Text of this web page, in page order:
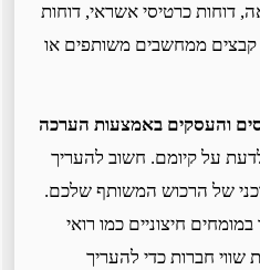
דוחות כרטיסי אשראי, דוחות
קבצים ממחשבים משותפים או
והעסקים באמצעות הערכה
על קיומם. חשוב להעריך
של הרכוש המשותף שלכם.
חיצוניים כמו רואי
חברות כדי להעריך